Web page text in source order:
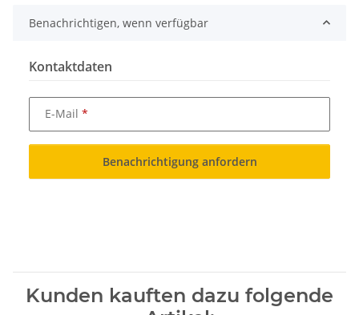
Benachrichtigen, wenn verfügbar
Kontaktdaten
E-Mail
Benachrichtigung anfordern
Kunden kauften dazu folgende